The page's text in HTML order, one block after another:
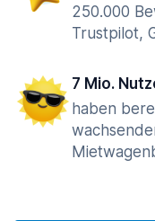
250.000
Trustpilot,
7 Mio.
haben